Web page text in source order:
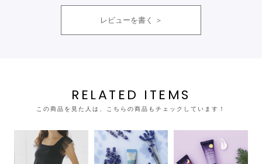
レビューを書く
RELATED ITEMS
この商品を見た人は、こちらの商品もチェックしています！